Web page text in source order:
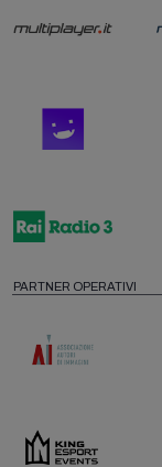
PARTNER OPERATIVI